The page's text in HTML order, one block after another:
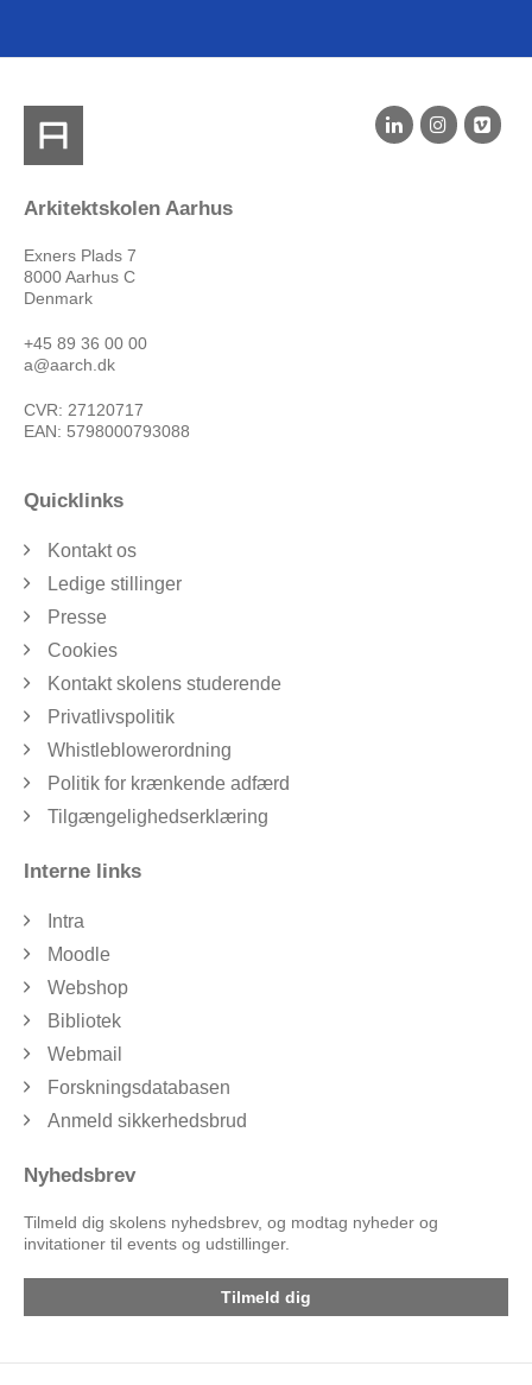
Arkitektskolen Aarhus
Exners Plads 7
8000 Aarhus C
Denmark
+45 89 36 00 00
a@aarch.dk
CVR: 27120717
EAN: 5798000793088
Quicklinks
Kontakt os
Ledige stillinger
Presse
Cookies
Kontakt skolens studerende
Privatlivspolitik
Whistleblowerordning
Politik for krænkende adfærd
Tilgængelighedserklæring
Interne links
Intra
Moodle
Webshop
Bibliotek
Webmail
Forskningsdatabasen
Anmeld sikkerhedsbrud
Nyhedsbrev
Tilmeld dig skolens nyhedsbrev, og modtag nyheder og
invitationer til events og udstillinger.
Tilmeld dig